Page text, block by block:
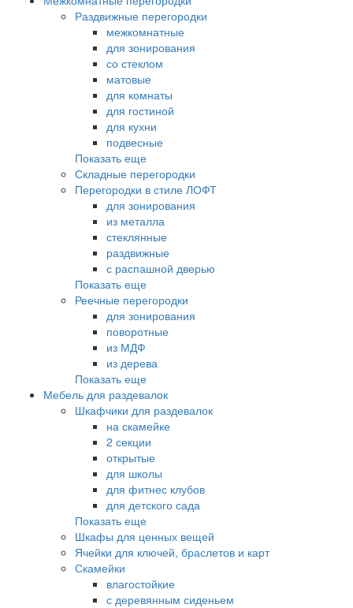
Раздвижные перегородки
межкомнатные
для зонирования
со стеклом
матовые
для комнаты
для гостиной
для кухни
подвесные
Показать еще
Складные перегородки
Перегородки в стиле ЛОФТ
для зонирования
из металла
стеклянные
раздвижные
с распашной дверью
Показать еще
Реечные перегородки
для зонирования
поворотные
из МДФ
из дерева
Показать еще
Мебель для раздевалок
Шкафчики для раздевалок
на скамейке
2 секции
открытые
для школы
для фитнес клубов
для детского сада
Показать еще
Шкафы для ценных вещей
Ячейки для ключей, браслетов и карт
Скамейки
влагостойкие
с деревянным сиденьем